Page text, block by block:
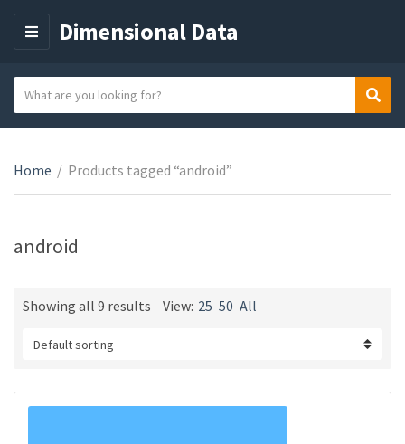
M
Dimensional Data
a
e
g
y
e
a
c
h
e
Home / Products tagged “android”
android
Showing all 9 results View: 25 50 All